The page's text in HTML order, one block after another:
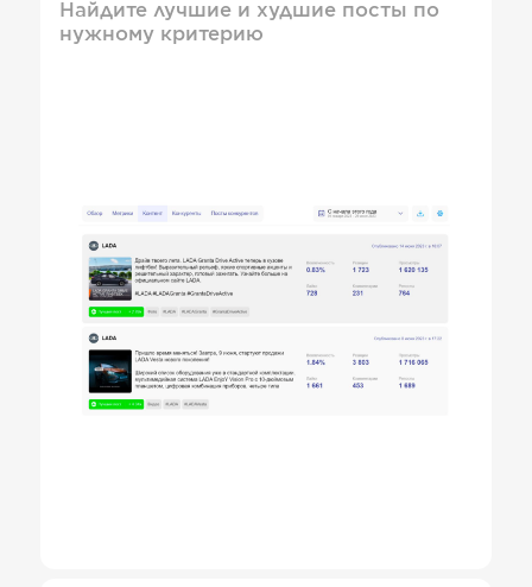
Найдите лучшие и худшие посты по
нужному критерию